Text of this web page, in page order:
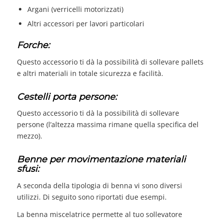
Argani (verricelli motorizzati)
Altri accessori per lavori particolari
Forche:
Questo accessorio ti dà la possibilità di sollevare pallets
e altri materiali in totale sicurezza e facilità.
Cestelli porta persone:
Questo accessorio ti dà la possibilità di sollevare
persone (l’altezza massima rimane quella specifica del
mezzo).
Benne per movimentazione materiali
sfusi:
A seconda della tipologia di benna vi sono diversi
utilizzi. Di seguito sono riportati due esempi.
La benna miscelatrice permette al tuo sollevatore